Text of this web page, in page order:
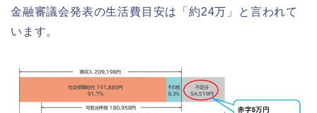
金融審議会発表の生活費目安は「約24万」と言われて
います。